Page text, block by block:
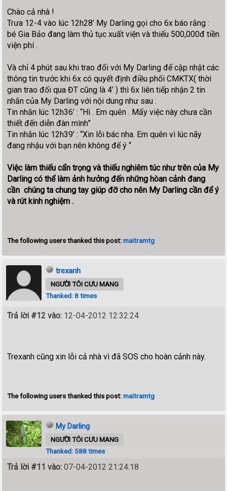
Chào cả nhà !
Trưa 12-4 vào lúc 12h28’ My Darling gọi cho 6x báo rằng :
bé Gia Bảo đang làm thủ tục xuất viện và thiếu 500,000đ tiền
viện phí .
Và chỉ 4 phút sau khi trao đổi với My Darling để cập nhật các
thông tin trước khi 6x có quyết định điều phối CMKTX( thời
gian trao đổi qua ĐT cũng là 4’ ) thì 6x liên tiếp nhận 2 tin
nhắn của My Darling với nội dung như sau :
Tin nhắn lúc 12h36’ : “Hì . Em quên . Mấy việc này chưa cần
thiết đến diễn đàn mình”
Tin nhắn lúc 12h39’ : “Xin lỗi bác nha. Em quên vì lúc nãy
đang nhậu với bạn nên không để ý “
Việc làm thiếu cẩn trọng và thiếu nghiêm túc như trên của My
Darling có thể làm ảnh hưởng đến những hòan cảnh đang
cần chúng ta chung tay giúp đỡ cho nên My Darling cần để ý
và rút kinh nghiệm .
The following users thanked this post:maitramtg
trexanh
NGƯỜI TÔI CƯU MANG
Thanked: 8 times
Trả lời #12 vào: 12-04-2012 12:32:24
Trexanh cũng xin lỗi cả nhà vì đã SOS cho hoàn cảnh này.
The following users thanked this post:maitramtg
My Darling
NGƯỜI TÔI CƯU MANG
Thanked: 588 times
Trả lời #11 vào: 07-04-2012 21:24:18